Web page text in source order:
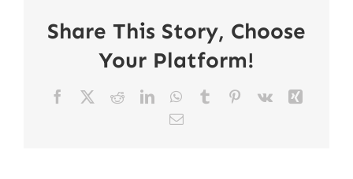
Share This Story, Choose
Your Platform!
Facebook RedditLinkedInWhatsApp
TumblrPinterest
Vk
Xing
E-